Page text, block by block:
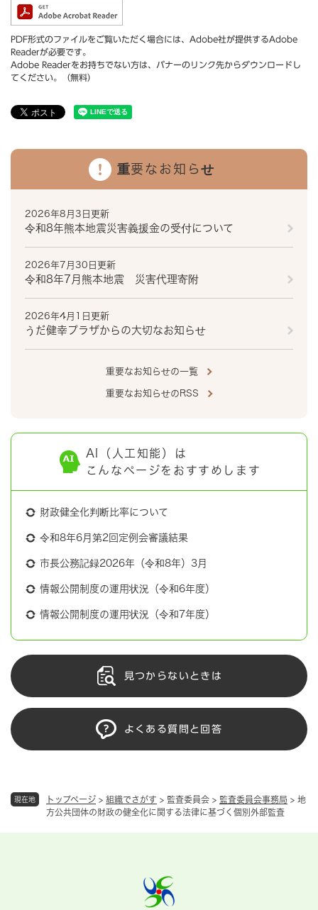
現在地 トップページ > 組織でさがす > 監査委員会 > 監査委員会事務局 > 地
方公共団体の財政の健全化に関する法律に基づく個別外部監査
PDF形式のファイルをご覧いただく場合には、Adobe社が提供するAdobe
Readerが必要です。
Adobe Readerをお持ちでない方は、バナーのリンク先からダウンロードし
てください。（無料）
重要なお知らせ
2026年8月3日更新
令和8年熊本地震災害義援金の受付について
2026年7月30日更新
令和8年7月熊本地震 災害代理寄附
2026年4月1日更新
うだ健幸プラザからの大切なお知らせ
重要なお知らせの一覧
重要なお知らせのRSS
AI（人工知能）は
こんなページをおすすめします
財政健全化判断比率について
令和8年6月第2回定例会審議結果
市長公務記録2026年（令和8年）3月
情報公開制度の運用状況（令和6年度）
情報公開制度の運用状況（令和7年度）
見つからないときは
よくある質問と回答